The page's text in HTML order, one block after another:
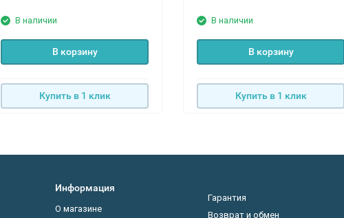
В наличии
В корзину
Купить в 1 клик
В наличии
В корзину
Купить в 1 клик
Информация
О магазине
Гарантия
Возврат и обмен